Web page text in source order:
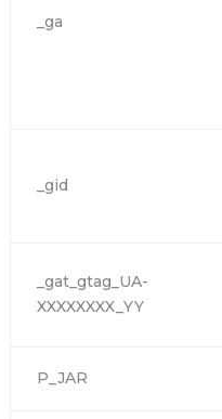
_ga
_gid
_gat_gtag_UA-
XXXXXXXX_YY
P_JAR